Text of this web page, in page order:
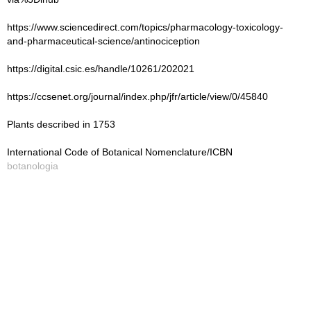
https://www.sciencedirect.com/topics/pharmacology-toxicology-
and-pharmaceutical-science/antinociception
https://digital.csic.es/handle/10261/202021
https://ccsenet.org/journal/index.php/jfr/article/view/0/45840
Plants described in 1753
International Code of Botanical Nomenclature/ICBN
botanologia